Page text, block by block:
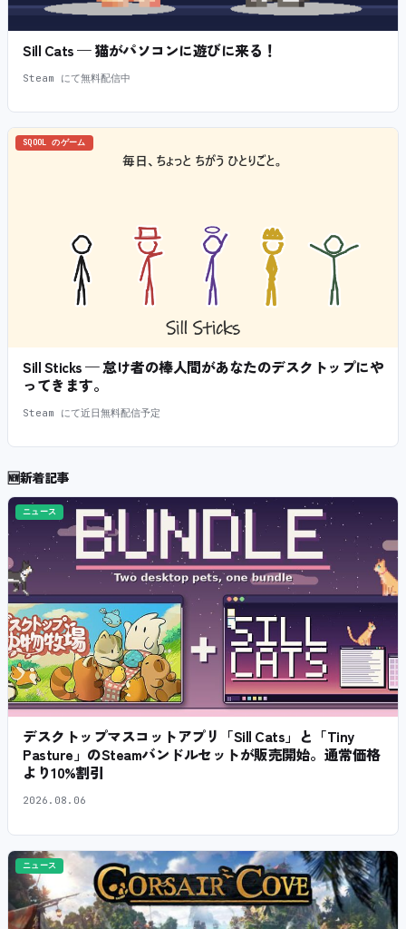
Sill Cats — 猫がパソコンに遊びに来る！
Steam にて無料配信中
SQOOL のゲーム
Sill Sticks — 怠け者の棒人間があなたのデスクトップにや
ってきます。
Steam にて近日無料配信予定
🆕新着記事
ニュース
デスクトップマスコットアプリ「Sill Cats」と「Tiny
Pasture」のSteamバンドルセットが販売開始。通常価格
より10%割引
2026.08.06
ニュース